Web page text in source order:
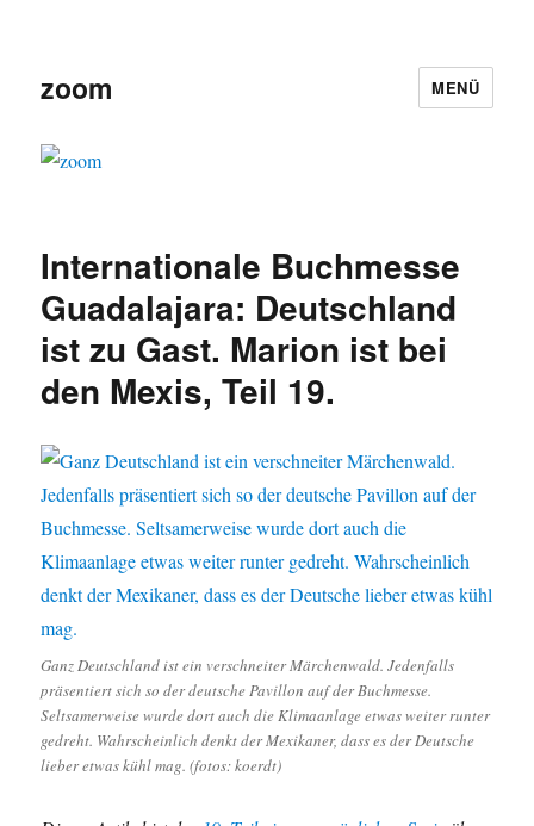
zoom MENÜ
Internationale Buchmesse
Guadalajara: Deutschland
ist zu Gast. Marion ist bei
den Mexis, Teil 19.
Ganz Deutschland ist ein verschneiter Märchenwald. Jedenfalls
präsentiert sich so der deutsche Pavillon auf der Buchmesse.
Seltsamerweise wurde dort auch die Klimaanlage etwas weiter runter
gedreht. Wahrscheinlich denkt der Mexikaner, dass es der Deutsche
lieber etwas kühl mag. (fotos: koerdt)